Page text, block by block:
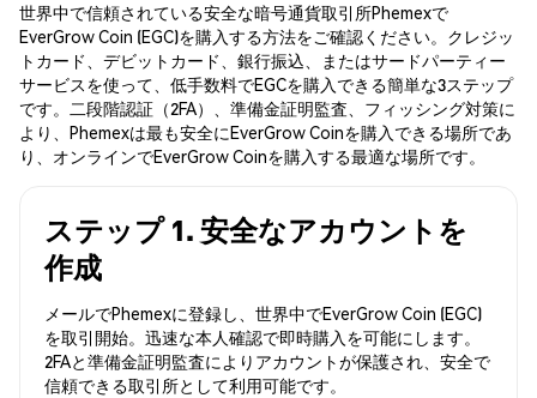
世界中で信頼されている安全な暗号通貨取引所Phemexで
EverGrow Coin (EGC)を購入する方法をご確認ください。クレジッ
トカード、デビットカード、銀行振込、またはサードパーティー
サービスを使って、低手数料でEGCを購入できる簡単な3ステップ
です。二段階認証（2FA）、準備金証明監査、フィッシング対策に
より、Phemexは最も安全にEverGrow Coinを購入できる場所であ
り、オンラインでEverGrow Coinを購入する最適な場所です。
ステップ 1. 安全なアカウントを
作成
メールでPhemexに登録し、世界中でEverGrow Coin (EGC)
を取引開始。迅速な本人確認で即時購入を可能にします。
2FAと準備金証明監査によりアカウントが保護され、安全で
信頼できる取引所として利用可能です。